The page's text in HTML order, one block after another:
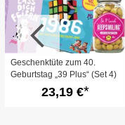
Geschenktüte zum 40.
Geburtstag „39 Plus“ (Set 4)
23,19 €